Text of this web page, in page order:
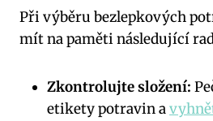
Při výběru bezlepkových
mít na paměti následující
Zkontrolujte složení:
etikety potravin a